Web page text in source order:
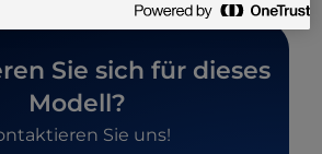
Sie sich für dieses
Modell?
Sie uns!